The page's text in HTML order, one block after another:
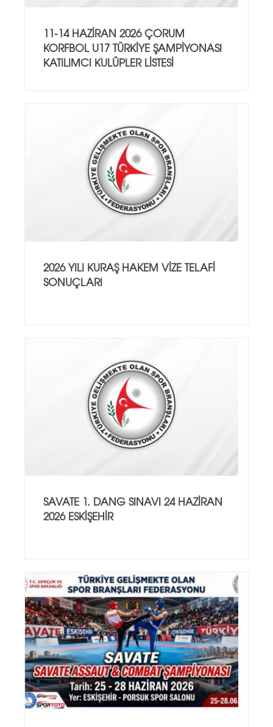
11-14 HAZİRAN 2026 ÇORUM
KORFBOL U17 TÜRKİYE ŞAMPİYONASI
KATILIMCI KULÜPLER LİSTESİ
2026 YILI KURAŞ HAKEM VİZE TELAFİ
SONUÇLARI
SAVATE 1. DANG SINAVI 24 HAZİRAN
2026 ESKİŞEHİR